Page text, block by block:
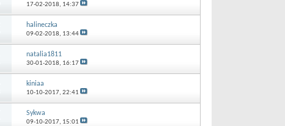
17-02-2018, 14:37
halineczka
09-02-2018, 13:44
natalia1811
30-01-2018, 16:17
kiniaa
10-10-2017, 22:41
Sykwa
09-10-2017, 15:01